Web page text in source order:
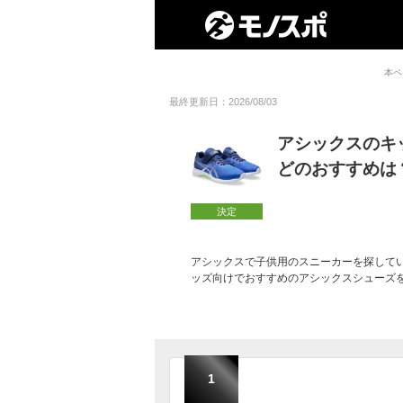
本
最終更新日：2026/08/03
決定
アシックスの
どのおすすめは
アシックスで子供用のスニーカーを探し
ッズ向けでおすすめのアシックスシューズ
1